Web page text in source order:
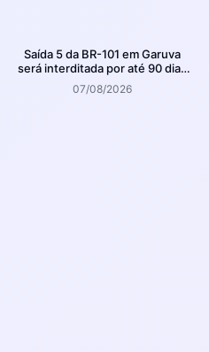
Saída 5 da BR-101 em Garuva
será interditada por até 90 dias
para obras
07/08/2026